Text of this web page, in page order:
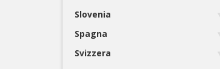
Slovenia
Spagna
Svizzera